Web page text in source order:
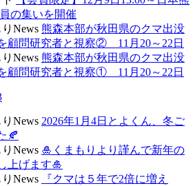
の集いを開催
りNews 熊森本部が秋田県のクマ出没
顧問研究者と視察② 11月20～22日
りNews 熊森本部が秋田県のクマ出没
顧問研究者と視察① 11月20～22日
りNews 2026年1月4日とよくん、冬ご
🍂
りNews 🎍くまもりより謹んで新年の
上げます🎍
りNews
『クマは５年で2倍に増え